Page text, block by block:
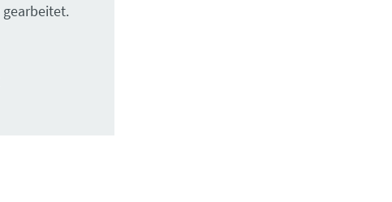
gearbeitet.